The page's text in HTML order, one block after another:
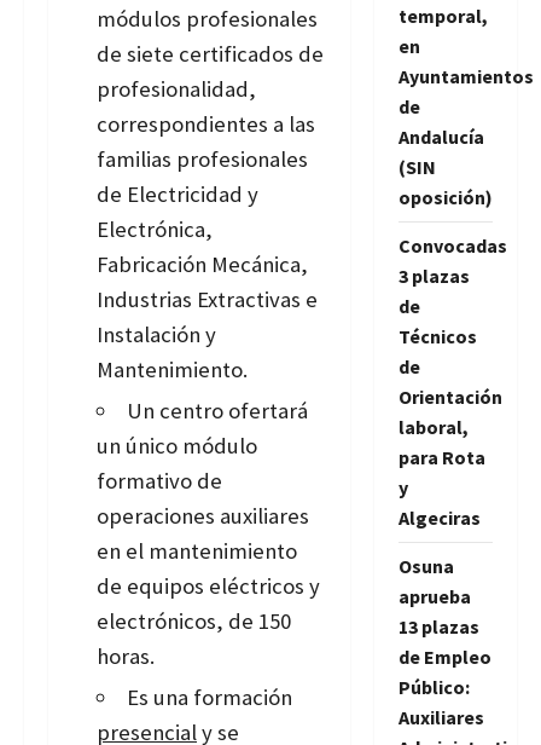
módulos profesionales
de siete certificados de
profesionalidad,
correspondientes a las
familias profesionales
de Electricidad y
Electrónica,
Fabricación Mecánica,
Industrias Extractivas e
Instalación y
Mantenimiento.
Un centro ofertará
un único módulo
formativo de
operaciones auxiliares
en el mantenimiento
de equipos eléctricos y
electrónicos, de 150
horas.
Es una formación
presencialy se
temporal,
en
Ayuntamientos
de
Andalucía
(SIN
oposición)
Convocadas
3 plazas
de
Técnicos
de
Orientación
laboral,
para Rota
y
Algeciras
Osuna
aprueba
13 plazas
de Empleo
Público:
Auxiliares